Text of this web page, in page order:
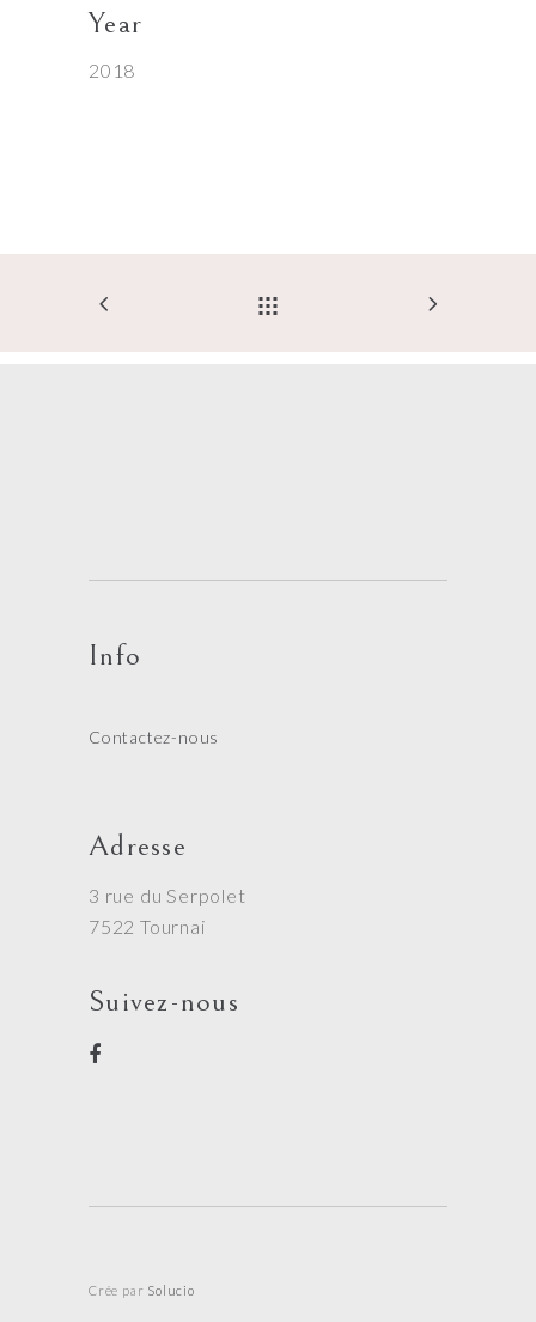
Year
2018
Info
Contactez-nous
Adresse
3 rue du Serpolet
7522 Tournai
Suivez-nous
Crée par Solucio